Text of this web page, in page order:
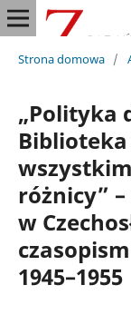
Strona domowa /
„Polityka
Biblioteka
różnicy”
w
1945–1955